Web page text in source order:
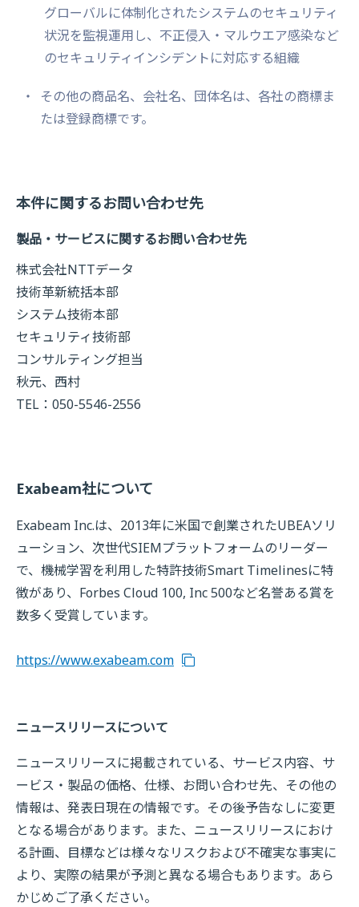
グローバルに体制化されたシステムのセキュリティ
状況を監視運用し、不正侵入・マルウエア感染など
のセキュリティインシデントに対応する組織
その他の商品名、会社名、団体名は、各社の商標ま
たは登録商標です。
本件に関するお問い合わせ先
製品・サービスに関するお問い合わせ先
株式会社NTTデータ
技術革新統括本部
システム技術本部
セキュリティ技術部
コンサルティング担当
秋元、西村
TEL：050-5546-2556
Exabeam社について
Exabeam Inc.は、2013年に米国で創業されたUBEAソリ
ューション、次世代SIEMプラットフォームのリーダー
で、機械学習を利用した特許技術Smart Timelinesに特
徴があり、Forbes Cloud 100, Inc 500など名誉ある賞を
数多く受賞しています。
https://www.exabeam.com
ニュースリリースについて
ニュースリリースに掲載されている、サービス内容、サ
ービス・製品の価格、仕様、お問い合わせ先、その他の
情報は、発表日現在の情報です。その後予告なしに変更
となる場合があります。また、ニュースリリースにおけ
る計画、目標などは様々なリスクおよび不確実な事実に
より、実際の結果が予測と異なる場合もあります。あら
かじめご了承ください。